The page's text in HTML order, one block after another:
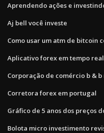
Aprendendo ações e
Aj bell você investe
Como usar um atm de bitcoin
Aplicativo forex em tempo real
Corporação de comércio b & b
Corretora forex em portugal
Gráfico de 5 anos dos preços
Bolota micro investimento